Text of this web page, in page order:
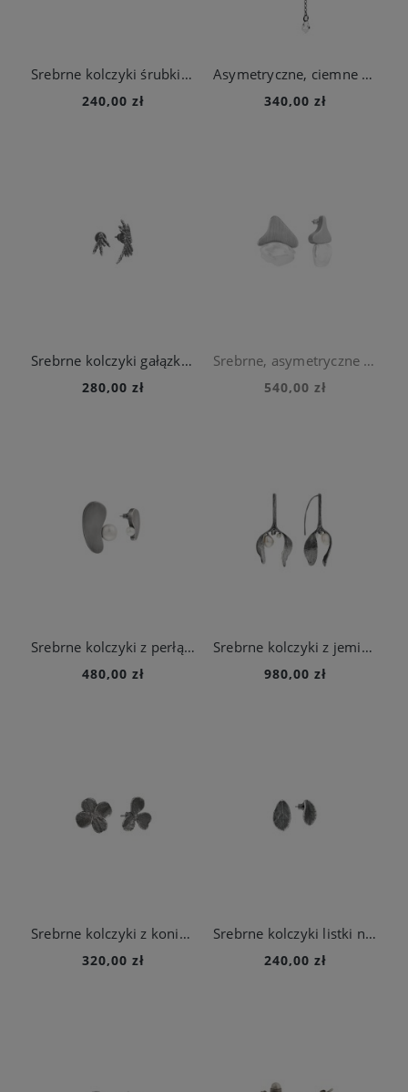
Srebrne kolczyki śrubki na sztyft z kolekcji Machiny
240,00 zł
Asymetryczne, ciemne kolczyki na sztyft z kryształem z kolekcji Thuja
340,00 zł
Srebrne kolczyki gałązki na sztyft z kolekcji Thuja
280,00 zł
Srebrne, asymetryczne kolczyki z perłami słodkowodnymi z kolekcji Parer
540,00 zł
Srebrne kolczyki z perłą z kolekcji Parer
480,00 zł
Srebrne kolczyki z jemiołą i perłami z kolekcji Bery
980,00 zł
Srebrne kolczyki z koniczynami na sztyfcie z kolekcji Bery
320,00 zł
Srebrne kolczyki listki na sztyft z kolekcji Bery
240,00 zł